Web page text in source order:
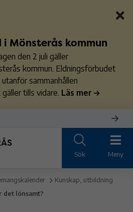
Mönsterås kommun
den 2 juli gäller
kommun. Eldningsförbudet
sammanhållen
tills vidare. Läs mer
Sök Meny
Kunskap, utbildning
lönsamt?